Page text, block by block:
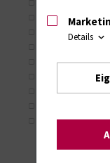
185 (Biogene
187 (Vitamine 04)
291 (Vitamine
298
300
626
Details